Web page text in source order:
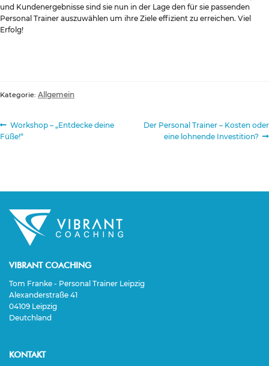
und Kundenergebnisse sind sie nun in der Lage den für sie passenden
Personal Trainer auszuwählen um ihre Ziele effizient zu erreichen. Viel
Erfolg!
Kategorie: Allgemein
Beitragsnavigation
Vorheriger
Beitrag:
Workshop – „Entdecke deine
Füße!“
Nächster
Beitrag:
Der Personal Trainer – Kosten oder
eine lohnende Investition?
VIBRANT COACHING
Tom Franke - Personal Trainer Leipzig
Alexanderstraße 41
04109 Leipzig
Deutchland
KONTAKT